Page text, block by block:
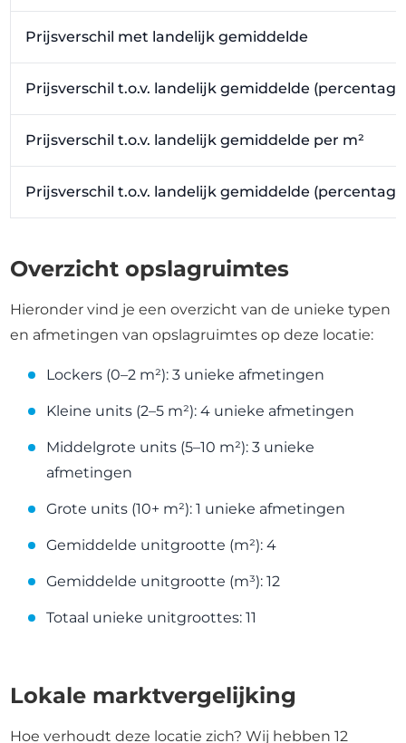
Prijsverschil met landelijk gemiddelde
Prijsverschil t.o.v. landelijk gemiddelde
Prijsverschil t.o.v. landelijk gemiddelde per m²
Prijsverschil t.o.v. landelijk gemiddelde
Overzicht opslagruimtes
Hieronder vind je een overzicht van de unieke typen
en afmetingen van opslagruimtes op deze locatie:
Lockers (0–2 m²): 3 unieke afmetingen
Kleine units (2–5 m²): 4 unieke afmetingen
Middelgrote units (5–10 m²): 3 unieke
afmetingen
Grote units (10+ m²): 1 unieke afmetingen
Gemiddelde unitgrootte (m²): 4
Gemiddelde unitgrootte (m³): 12
Totaal unieke unitgroottes: 11
Lokale marktvergelijking
Hoe verhoudt deze locatie zich? Wij hebben 12